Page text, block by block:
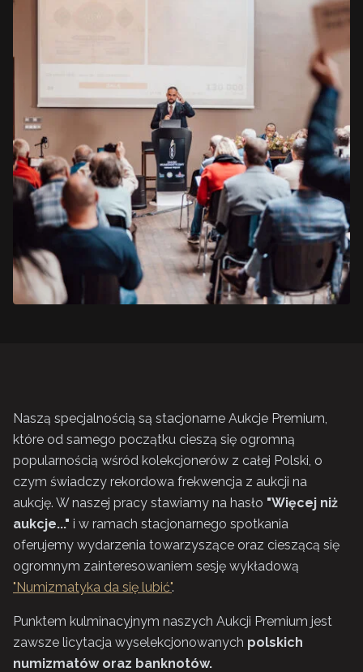
Naszą specjalnością są stacjonarne Aukcje Premium,
które od samego początku cieszą się ogromną
popularnością wśród kolekcjonerów z całej Polski, o
czym świadczy rekordowa frekwencja z aukcji na
aukcję. W naszej pracy stawiamy na hasło "Więcej niż
aukcje..." i w ramach stacjonarnego spotkania
oferujemy wydarzenia towarzyszące oraz cieszącą się
ogromnym zainteresowaniem sesję wykładową
"Numizmatyka da się lubić".
Punktem kulminacyjnym naszych Aukcji Premium jest
zawsze licytacja wyselekcjonowanych polskich
numizmatów oraz banknotów.